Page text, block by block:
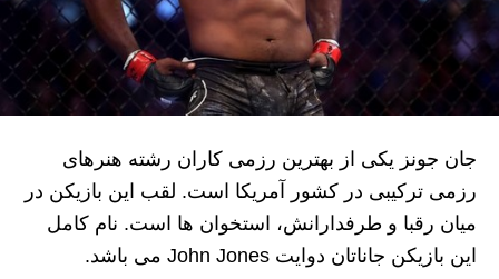
جان جونز یکی از بهترین رزمی کاران رشته هنرهای
رزمی ترکیبی در کشور آمریکا است. لقب این بازیکن در
میان رقبا و طرفدارانش، استخوان ها است. نام کامل
این بازیکن جاناتان دوایت John Jones می باشد.